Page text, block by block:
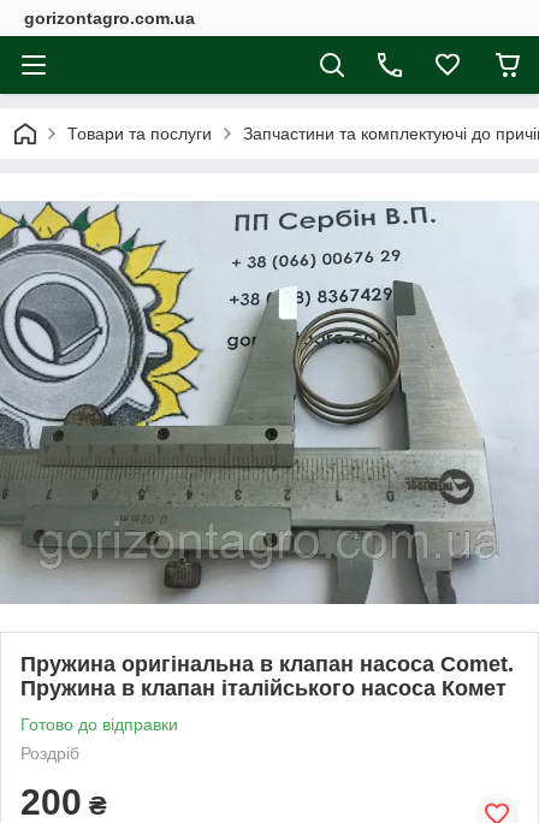
gorizontagro.com.ua
Товари та послуги Запчастини та комплектуючі до
Пружина оригінальна в клапан насоса Comet.
Пружина в клапан італійського насоса Комет
Готово до відправки
Роздріб
200 ₴